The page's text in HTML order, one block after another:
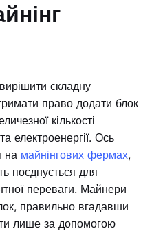
складну
право додати блок
кількості
електроенергії. Ось
на майнінгових фермах,
поєднується для
переваги. Майнери
правильно вгадавши
лише за допомогою